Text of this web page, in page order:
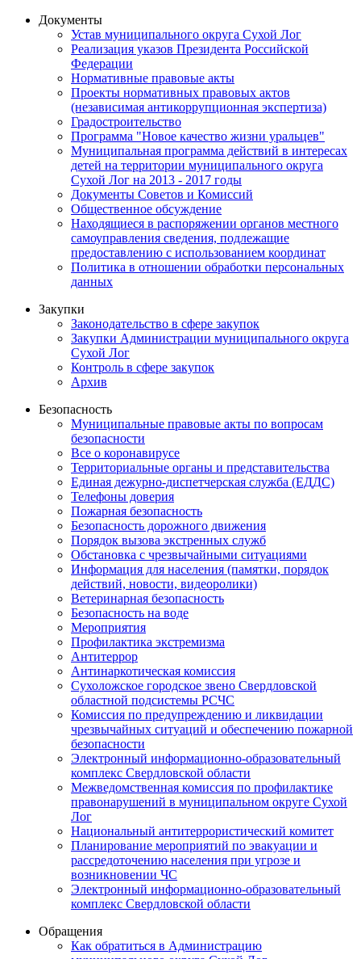
Документы
Устав муниципального округа Сухой Лог
Реализация указов Президента Российской
Федерации
Нормативные правовые акты
Проекты нормативных правовых актов
(независимая антикоррупционная экспертиза)
Градостроительство
Программа "Новое качество жизни уральцев"
Муниципальная программа действий в интересах
детей на территории муниципального округа
Сухой Лог на 2013 - 2017 годы
Документы Советов и Комиссий
Общественное обсуждение
Находящиеся в распоряжении органов местного
самоуправления сведения, подлежащие
предоставлению с использованием координат
Политика в отношении обработки персональных
данных
Закупки
Законодательство в сфере закупок
Закупки Администрации муниципального округа
Сухой Лог
Контроль в сфере закупок
Архив
Безопасность
Муниципальные правовые акты по вопросам
безопасности
Все о коронавирусе
Территориальные органы и представительства
Единая дежурно-диспетчерская служба (ЕДДС)
Телефоны доверия
Пожарная безопасность
Безопасность дорожного движения
Порядок вызова экстренных служб
Обстановка с чрезвычайными ситуациями
Информация для населения (памятки, порядок
действий, новости, видеоролики)
Ветеринарная безопасность
Безопасность на воде
Мероприятия
Профилактика экстремизма
Антитеррор
Антинаркотическая комиссия
Сухоложское городское звено Свердловской
областной подсистемы РСЧС
Комиссия по предупреждению и ликвидации
чрезвычайных ситуаций и обеспечению пожарной
безопасности
Электронный информационно-образовательный
комплекс Cвердловской области
Межведомственная комиссия по профилактике
правонарушений в муниципальном округе Сухой
Лог
Национальный антитеррористический комитет
Планирование мероприятий по эвакуации и
рассредоточению населения при угрозе и
возникновении ЧС
Электронный информационно-образовательный
комплекс Свердловской области
Обращения
Как обратиться в Администрацию